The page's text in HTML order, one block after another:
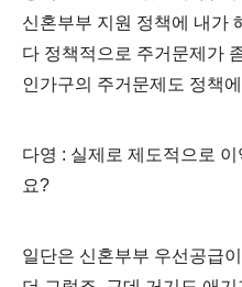
신혼부부 지원 정책에 내가
다 정책적으로 주거문제가
인가구의 주거문제도 정책
다영 : 실제로 제도적으로
요?
일단은 신혼부부 우선공급